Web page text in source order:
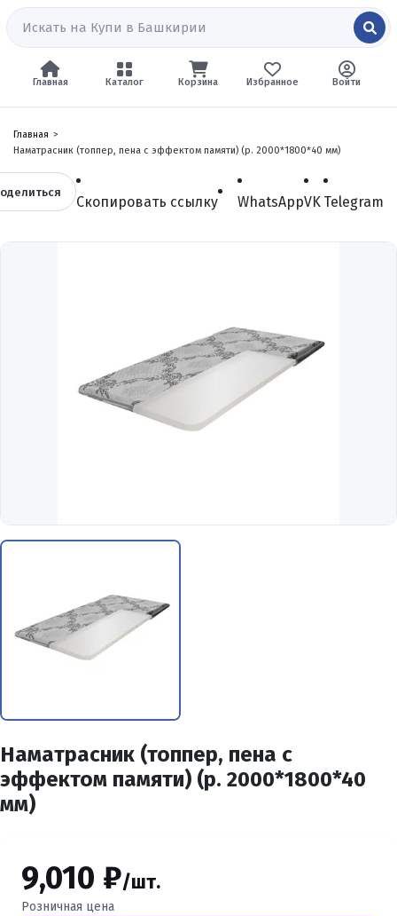
Главная Каталог Войти
Избранное
Корзина
Главная
Наматрасник (топпер, пена с эффектом памяти) (р. 2000*1800*40 мм)
Скопировать ссылку WhatsAppVK Telegram
Наматрасник (топпер, пена с
эффектом памяти) (р. 2000*1800*40
мм)
9,010 ₽/шт.
Розничная цена